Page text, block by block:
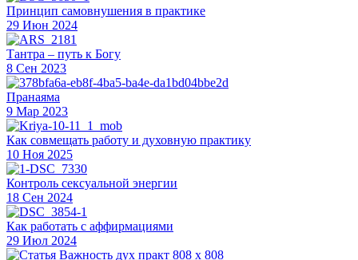
Принцип самовнушения в практике
29 Июн 2024
Тантра – путь к Богу
8 Сен 2023
Пранаяма
9 Мар 2023
Как совмещать работу и духовную практику
10 Ноя 2025
Контроль сексуальной энергии
18 Сен 2024
Как работать с аффирмациями
29 Июл 2024